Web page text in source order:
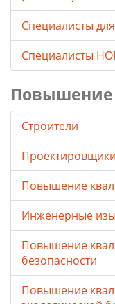
Специалисты
Специалисты
Строители
Проектировщики
Повышение
Инженерные
Повышение
безопасности
Повышение